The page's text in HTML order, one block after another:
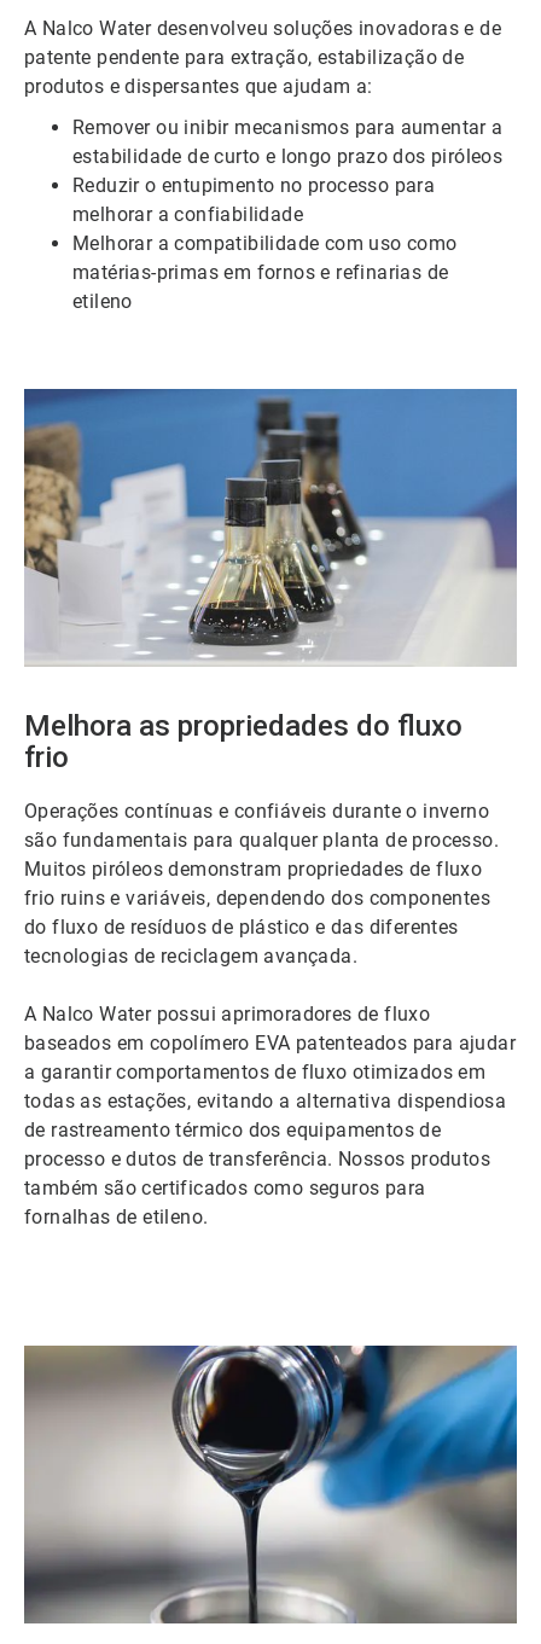
A Nalco Water desenvolveu soluções inovadoras e de
patente pendente para extração, estabilização de
produtos e dispersantes que ajudam a:
Remover ou inibir mecanismos para aumentar a
estabilidade de curto e longo prazo dos piróleos
Reduzir o entupimento no processo para
melhorar a confiabilidade
Melhorar a compatibilidade com uso como
matérias-primas em fornos e refinarias de
etileno
Melhora as propriedades do fluxo
frio
Operações contínuas e confiáveis durante o inverno
são fundamentais para qualquer planta de processo.
Muitos piróleos demonstram propriedades de fluxo
frio ruins e variáveis, dependendo dos componentes
do fluxo de resíduos de plástico e das diferentes
tecnologias de reciclagem avançada.
A Nalco Water possui aprimoradores de fluxo
baseados em copolímero EVA patenteados para ajudar
a garantir comportamentos de fluxo otimizados em
todas as estações, evitando a alternativa dispendiosa
de rastreamento térmico dos equipamentos de
processo e dutos de transferência. Nossos produtos
também são certificados como seguros para
fornalhas de etileno.